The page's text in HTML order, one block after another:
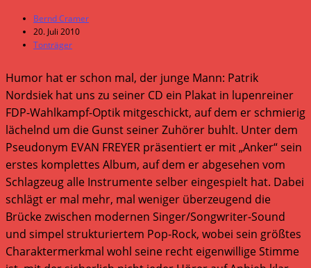
Beitrags-
Autor:
Bernd Cramer
Beitrag
veröffentlicht:
20. Juli 2010
Beitrags-
Tonträger
Humor hat er schon mal, der junge Mann: Patrik
Nordsiek hat uns zu seiner CD ein Plakat in lupenreiner
FDP-Wahlkampf-Optik mitgeschickt, auf dem er schmierig
lächelnd um die Gunst seiner Zuhörer buhlt. Unter dem
Pseudonym EVAN FREYER präsentiert er mit „Anker“ sein
erstes komplettes Album, auf dem er abgesehen vom
Schlagzeug alle Instrumente selber eingespielt hat. Dabei
schlägt er mal mehr, mal weniger überzeugend die
Brücke zwischen modernen Singer/Songwriter-Sound
und simpel strukturiertem Pop-Rock, wobei sein größtes
Charaktermerkmal wohl seine recht eigenwillige Stimme